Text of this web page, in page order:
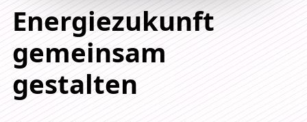
Energiezukunft
gemeinsam
gestalten